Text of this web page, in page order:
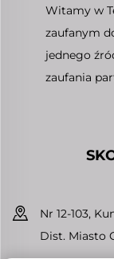
Witamy w
zaufanym
jednego
zaufania
Nr 12-103,
Dist. Miasto